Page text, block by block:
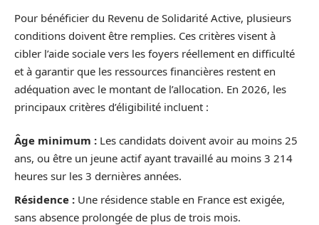
Pour bénéficier du Revenu de Solidarité Active, plusieurs
conditions doivent être remplies. Ces critères visent à
cibler l’aide sociale vers les foyers réellement en difficulté
et à garantir que les ressources financières restent en
adéquation avec le montant de l’allocation. En 2026, les
principaux critères d’éligibilité incluent :
Âge minimum : Les candidats doivent avoir au moins 25
ans, ou être un jeune actif ayant travaillé au moins 3 214
heures sur les 3 dernières années.
Résidence : Une résidence stable en France est exigée,
sans absence prolongée de plus de trois mois.